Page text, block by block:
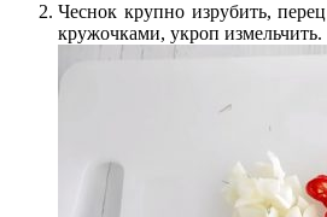
Чеснок крупно изрубить,
кружочками, укроп измельчить.